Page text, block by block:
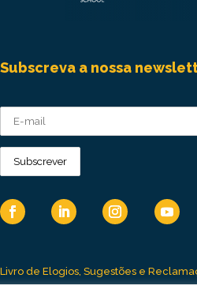
Subscreva a nossa
Livro de Elogios, Sugestões e